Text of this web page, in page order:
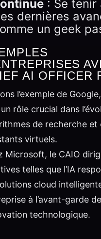
: Se tenir
dernières
un geek
AI OFFICER
l’exemple de
rôle crucial dans
de recherche et
virtuels.
Microsoft, le CAIO
telles que l’IA
cloud
à l’avant-garde de
technologique.